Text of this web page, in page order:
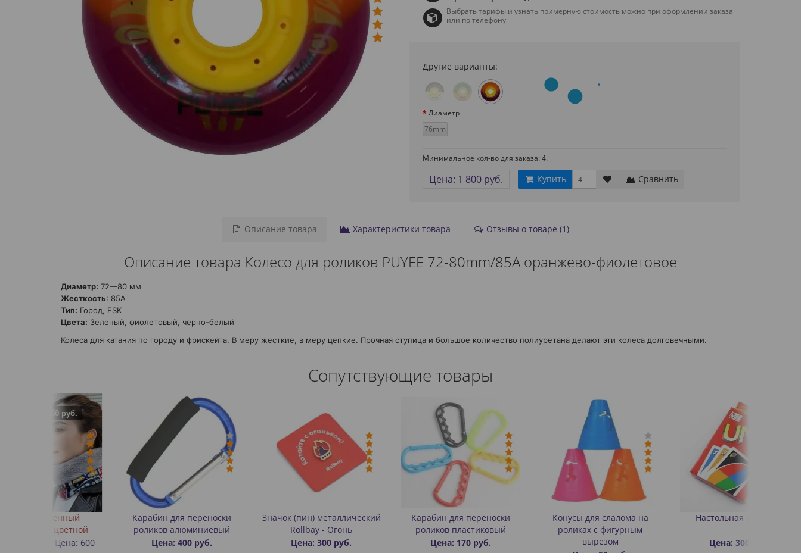
Выбрать тарифы и узнать примерную стоимость можно при оформлении заказа
или по телефону
Другие варианты:
Диаметр
76mm
Минимальное кол-во для заказа: 4.
Цена: 1 800 руб. Купить Сравнить
Описание товара Характеристики товара Отзывы о товаре (1)
Описание товара Колесо для роликов PUYEE 72-80mm/85A оранжево-фиолетовое
Диаметр: 72—80 мм
Жесткость: 85А
Тип: Город, FSK
Цвета: Зеленый, фиолетовый, черно-белый
Колеса для катания по городу и фрискейта. В меру жесткие, в меру цепкие. Прочная ступица и большое количество полиуретана делают эти колеса долговечными.
Сопутствующие товары
Карабин для переноски
роликов алюминиевый
Цена: 400 руб.
Значок (пин) металлический
Rollbay - Огонь
Карабин для переноски
роликов пластиковый
Конусы для слалома на
роликах с фигурным
Настольная игра Uno